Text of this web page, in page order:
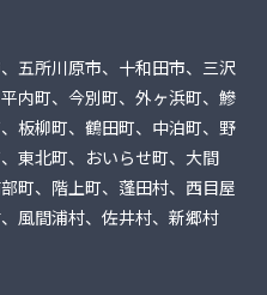
五所川原市、十和田市、三沢
内町、今別町、外ヶ浜町、鰺
板柳町、鶴田町、中泊町、野
東北町、おいらせ町、大間
町、階上町、蓬田村、西目屋
風間浦村、佐井村、新郷村